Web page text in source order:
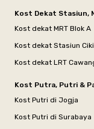
Kost Dekat Stasiun,
Kost dekat MRT Blok A
Kost dekat Stasiun
Kost dekat LRT
Kost Putra, Putri &
Kost Putri di Jogja
Kost Putri di Surabaya